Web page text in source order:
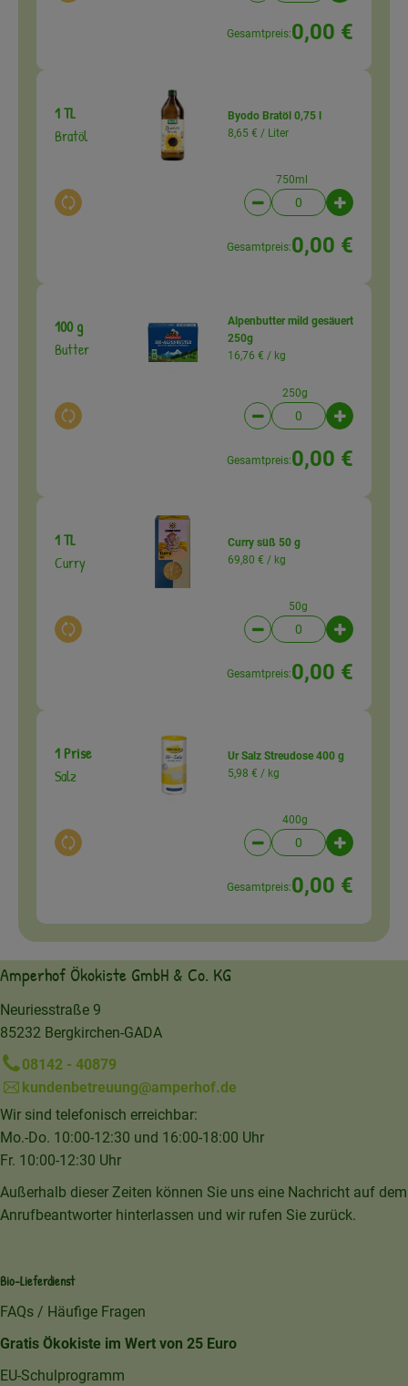
Gesamtpreis:0,00 €
1 TL
Bratöl
Auswahl ändern
Byodo Bratöl 0,75 l
8,65 € / Liter
750ml
Artikelanzahl
Gesamtpreis:0,00 €
100 g
Butter
Auswahl ändern
Alpenbutter mild gesäuert
250g
16,76 € / kg
250g
Artikelanzahl
Gesamtpreis:0,00 €
1 TL
Curry
Auswahl ändern
Curry süß 50 g
69,80 € / kg
50g
Artikelanzahl
Gesamtpreis:0,00 €
1 Prise
Salz
Auswahl ändern
Ur Salz Streudose 400 g
5,98 € / kg
400g
Artikelanzahl
Gesamtpreis:0,00 €
Amperhof Ökokiste GmbH & Co. KG
Neuriesstraße 9
85232 Bergkirchen-GADA
08142 - 40879
kundenbetreuung@amperhof.de
Wir sind telefonisch erreichbar:
Mo.-Do. 10:00-12:30 und 16:00-18:00 Uhr
Fr. 10:00-12:30 Uhr
Außerhalb dieser Zeiten können Sie uns eine Nachricht auf dem
Anrufbeantworter hinterlassen und wir rufen Sie zurück.
Bio-Lieferdienst
FAQs / Häufige Fragen
Gratis Ökokiste im Wert von 25 Euro
EU-Schulprogramm